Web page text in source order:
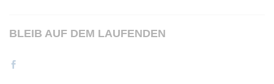
BLEIB AUF DEM LAUFENDEN